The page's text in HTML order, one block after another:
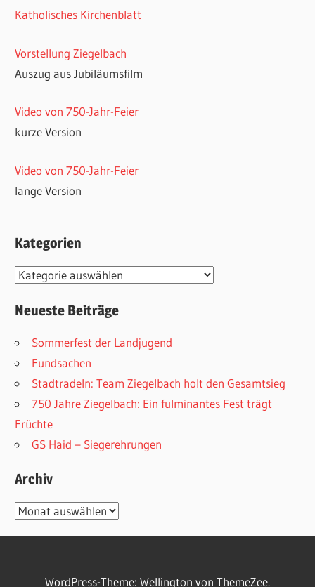
Katholisches Kirchenblatt
Vorstellung Ziegelbach
Auszug aus Jubiläumsfilm
Video von 750-Jahr-Feier
kurze Version
Video von 750-Jahr-Feier
lange Version
Kategorien
Kategorien
Neueste Beiträge
Sommerfest der Landjugend
Fundsachen
Stadtradeln: Team Ziegelbach holt den Gesamtsieg
750 Jahre Ziegelbach: Ein fulminantes Fest trägt
Früchte
GS Haid – Siegerehrungen
Archiv
Archiv
WordPress-Theme: Wellington von ThemeZee.